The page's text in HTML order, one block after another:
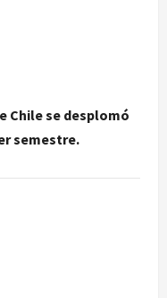
Chile se desplomó
semestre.